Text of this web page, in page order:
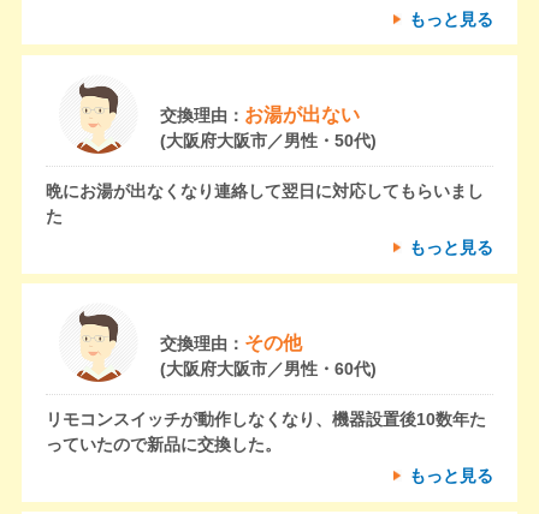
もっと見る
交換理由： お湯が出ない
(大阪府大阪市／男性・50代)
晩にお湯が出なくなり連絡して翌日に対応してもらいまし
た
もっと見る
交換理由： その他
(大阪府大阪市／男性・60代)
リモコンスイッチが動作しなくなり、機器設置後10数年た
っていたので新品に交換した。
もっと見る